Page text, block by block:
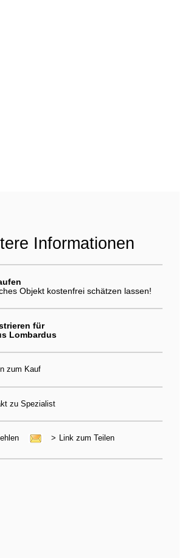
Informationen
Objekt kostenfrei schätzen lassen!
für
Lombardus
zum Kauf
zu Spezialist
> Link zum Teilen